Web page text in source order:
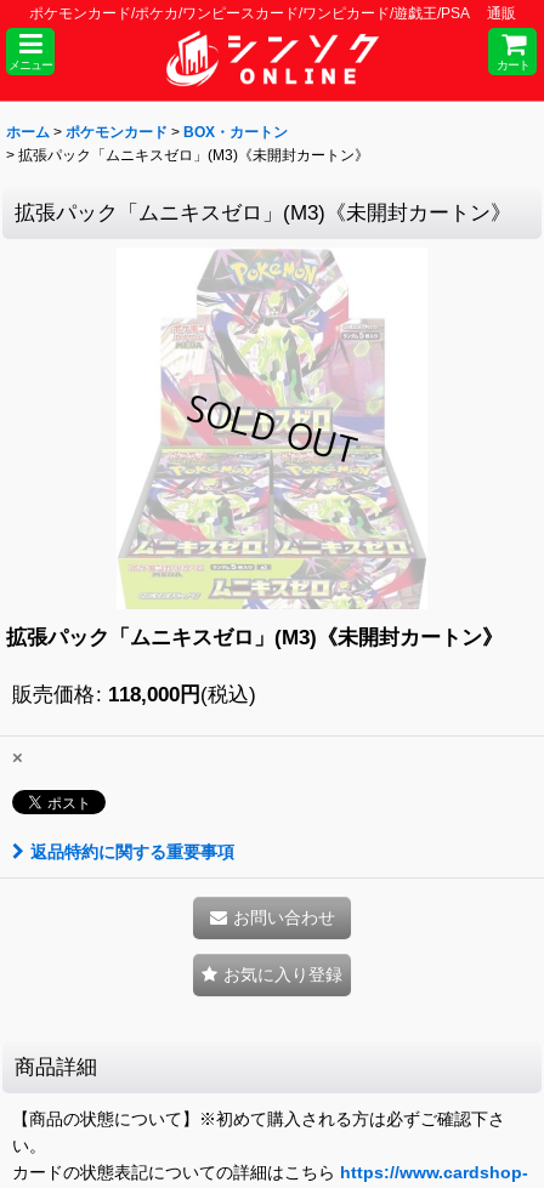
ポケモンカード/ポケカ/ワンピースカード/ワンピカード/遊戯王/PSA 通販
メニュー カート
ホーム > ポケモンカード > BOX・カートン
> 拡張パック「ムニキスゼロ」(M3)《未開封カートン》
拡張パック「ムニキスゼロ」(M3)《未開封カートン》
拡張パック「ムニキスゼロ」(M3)《未開封カートン》
販売価格: 118,000円 (税込)
×
返品特約に関する重要事項
お問い合わせ
お気に入り登録
商品詳細
【商品の状態について】※初めて購入される方は必ずご確認下さ
い。
カードの状態表記についての詳細はこちら https://www.cardshop-